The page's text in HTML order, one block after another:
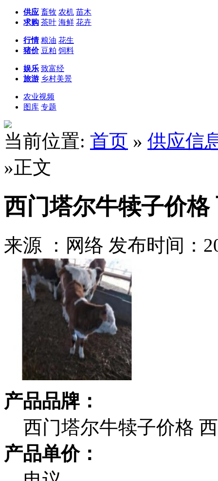
供应 畜牧 农机 苗木
求购 茶叶 海鲜 花卉
行情 粮油 花生
猪价 豆粕 饲料
娱乐 致富经
旅游 乡村美景
农业视频
图库 专题
当前位置: 首页 » 供应信
»正文
西门塔尔牛犊子价格
来源 ：网络 发布时间：
产品品牌：
西门塔尔牛犊子价格
产品单价：